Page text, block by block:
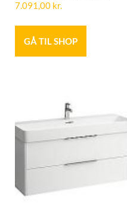
7.091,00 kr.
GÅ TIL SHOP